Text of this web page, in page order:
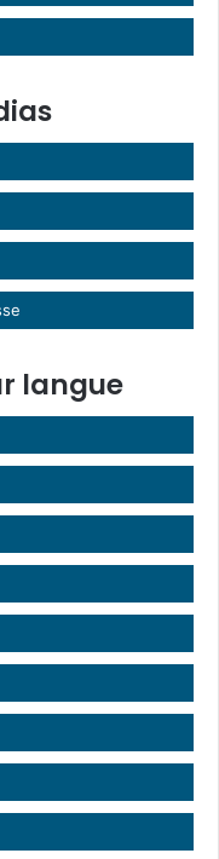
langue